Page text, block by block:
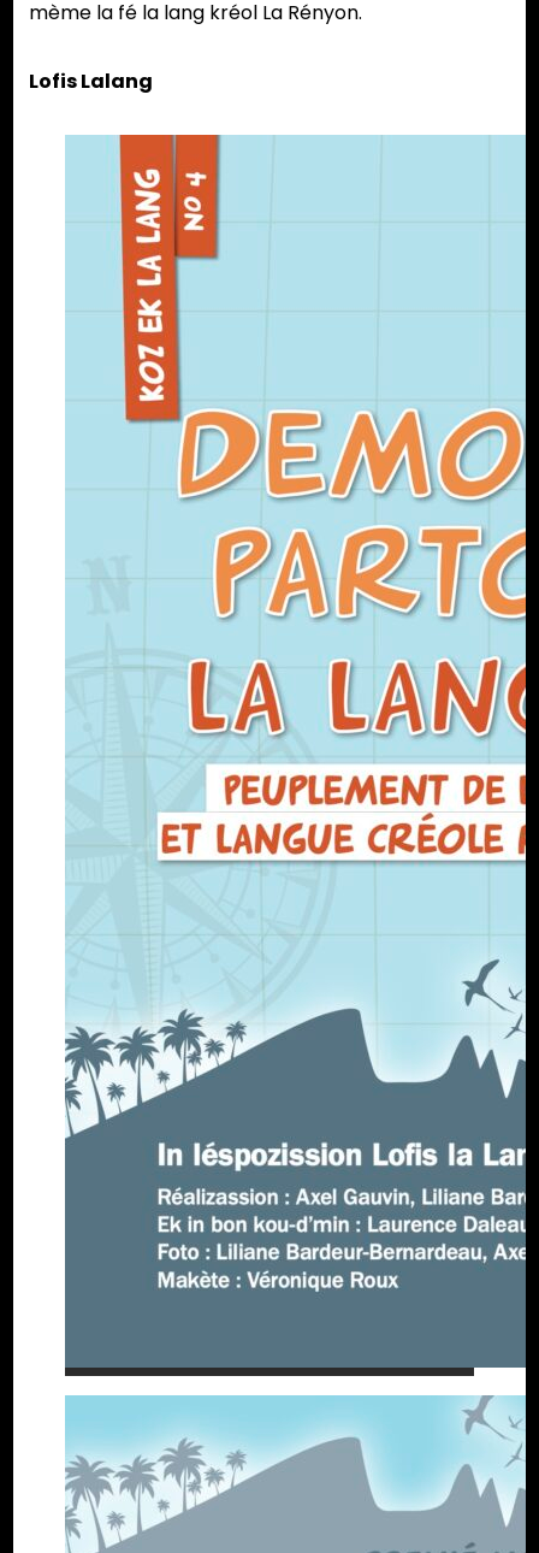
mème la fé la lang kréol La Rényon.
Lofis Lalang